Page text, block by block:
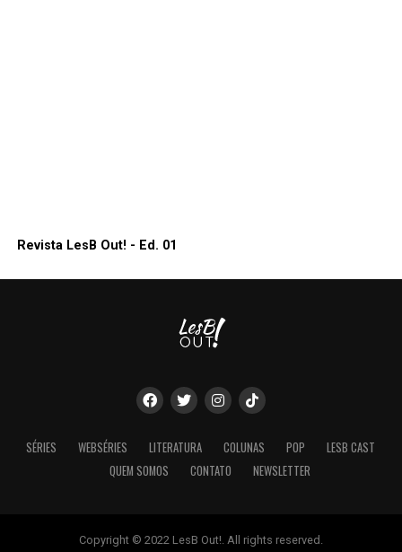
Revista LesB Out! - Ed. 01
SÉRIES WEBSÉRIES LITERATURA COLUNAS POP
LESB CAST
QUEM SOMOS
CONTATO NEWSLETTER
Copyright © 2022 LesB Out!. All rights reserved.